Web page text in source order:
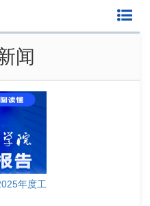
闻
年度工